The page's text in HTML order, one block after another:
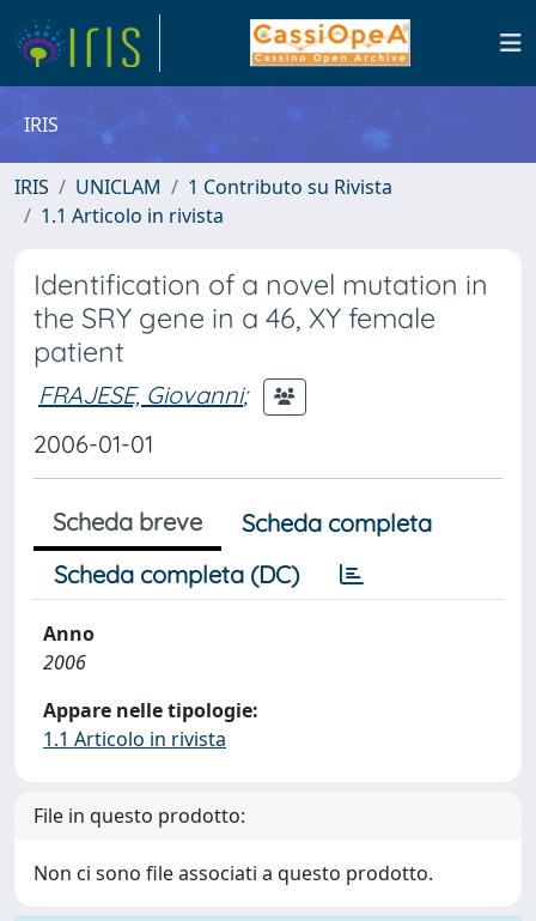
IRIS
IRIS UNICLAM
1 Contributo su Rivista
1.1 Articolo in rivista
Identification of a novel mutation in
the SRY gene in a 46, XY female
patient
FRAJESE, Giovanni;
2006-01-01
Scheda breve
Scheda completa
Scheda completa (DC)
Anno
2006
Appare nelle tipologie:
1.1 Articolo in rivista
File in questo prodotto:
Non ci sono file associati a questo prodotto.